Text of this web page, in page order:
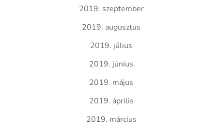
2019. szeptember
2019. augusztus
2019. július
2019. június
2019. május
2019. április
2019. március